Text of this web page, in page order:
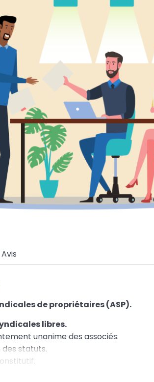
Avis
de propriétaires (ASP).
libres.
unanime des associés.
statuts.